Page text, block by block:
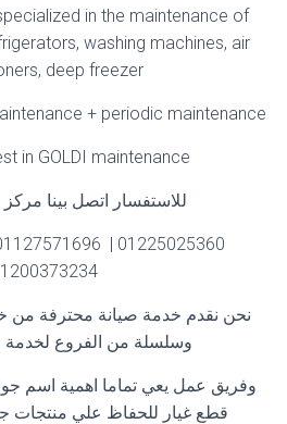
in the maintenance of
washing machines, air
deep freezer
+ periodic maintenance
in GOLDI maintenance
للاستفسار اتصل بينا
نحن نقدم خدمة صيانة محترفة من
وسلسلة من الفروع
وفريق عمل يعي تماما اهمية اسم
قطع غيار للحفاظ علي منتجات